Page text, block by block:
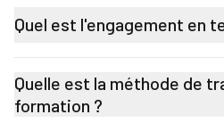
Quel est l'engagement en
Quelle est la méthode de
formation ?